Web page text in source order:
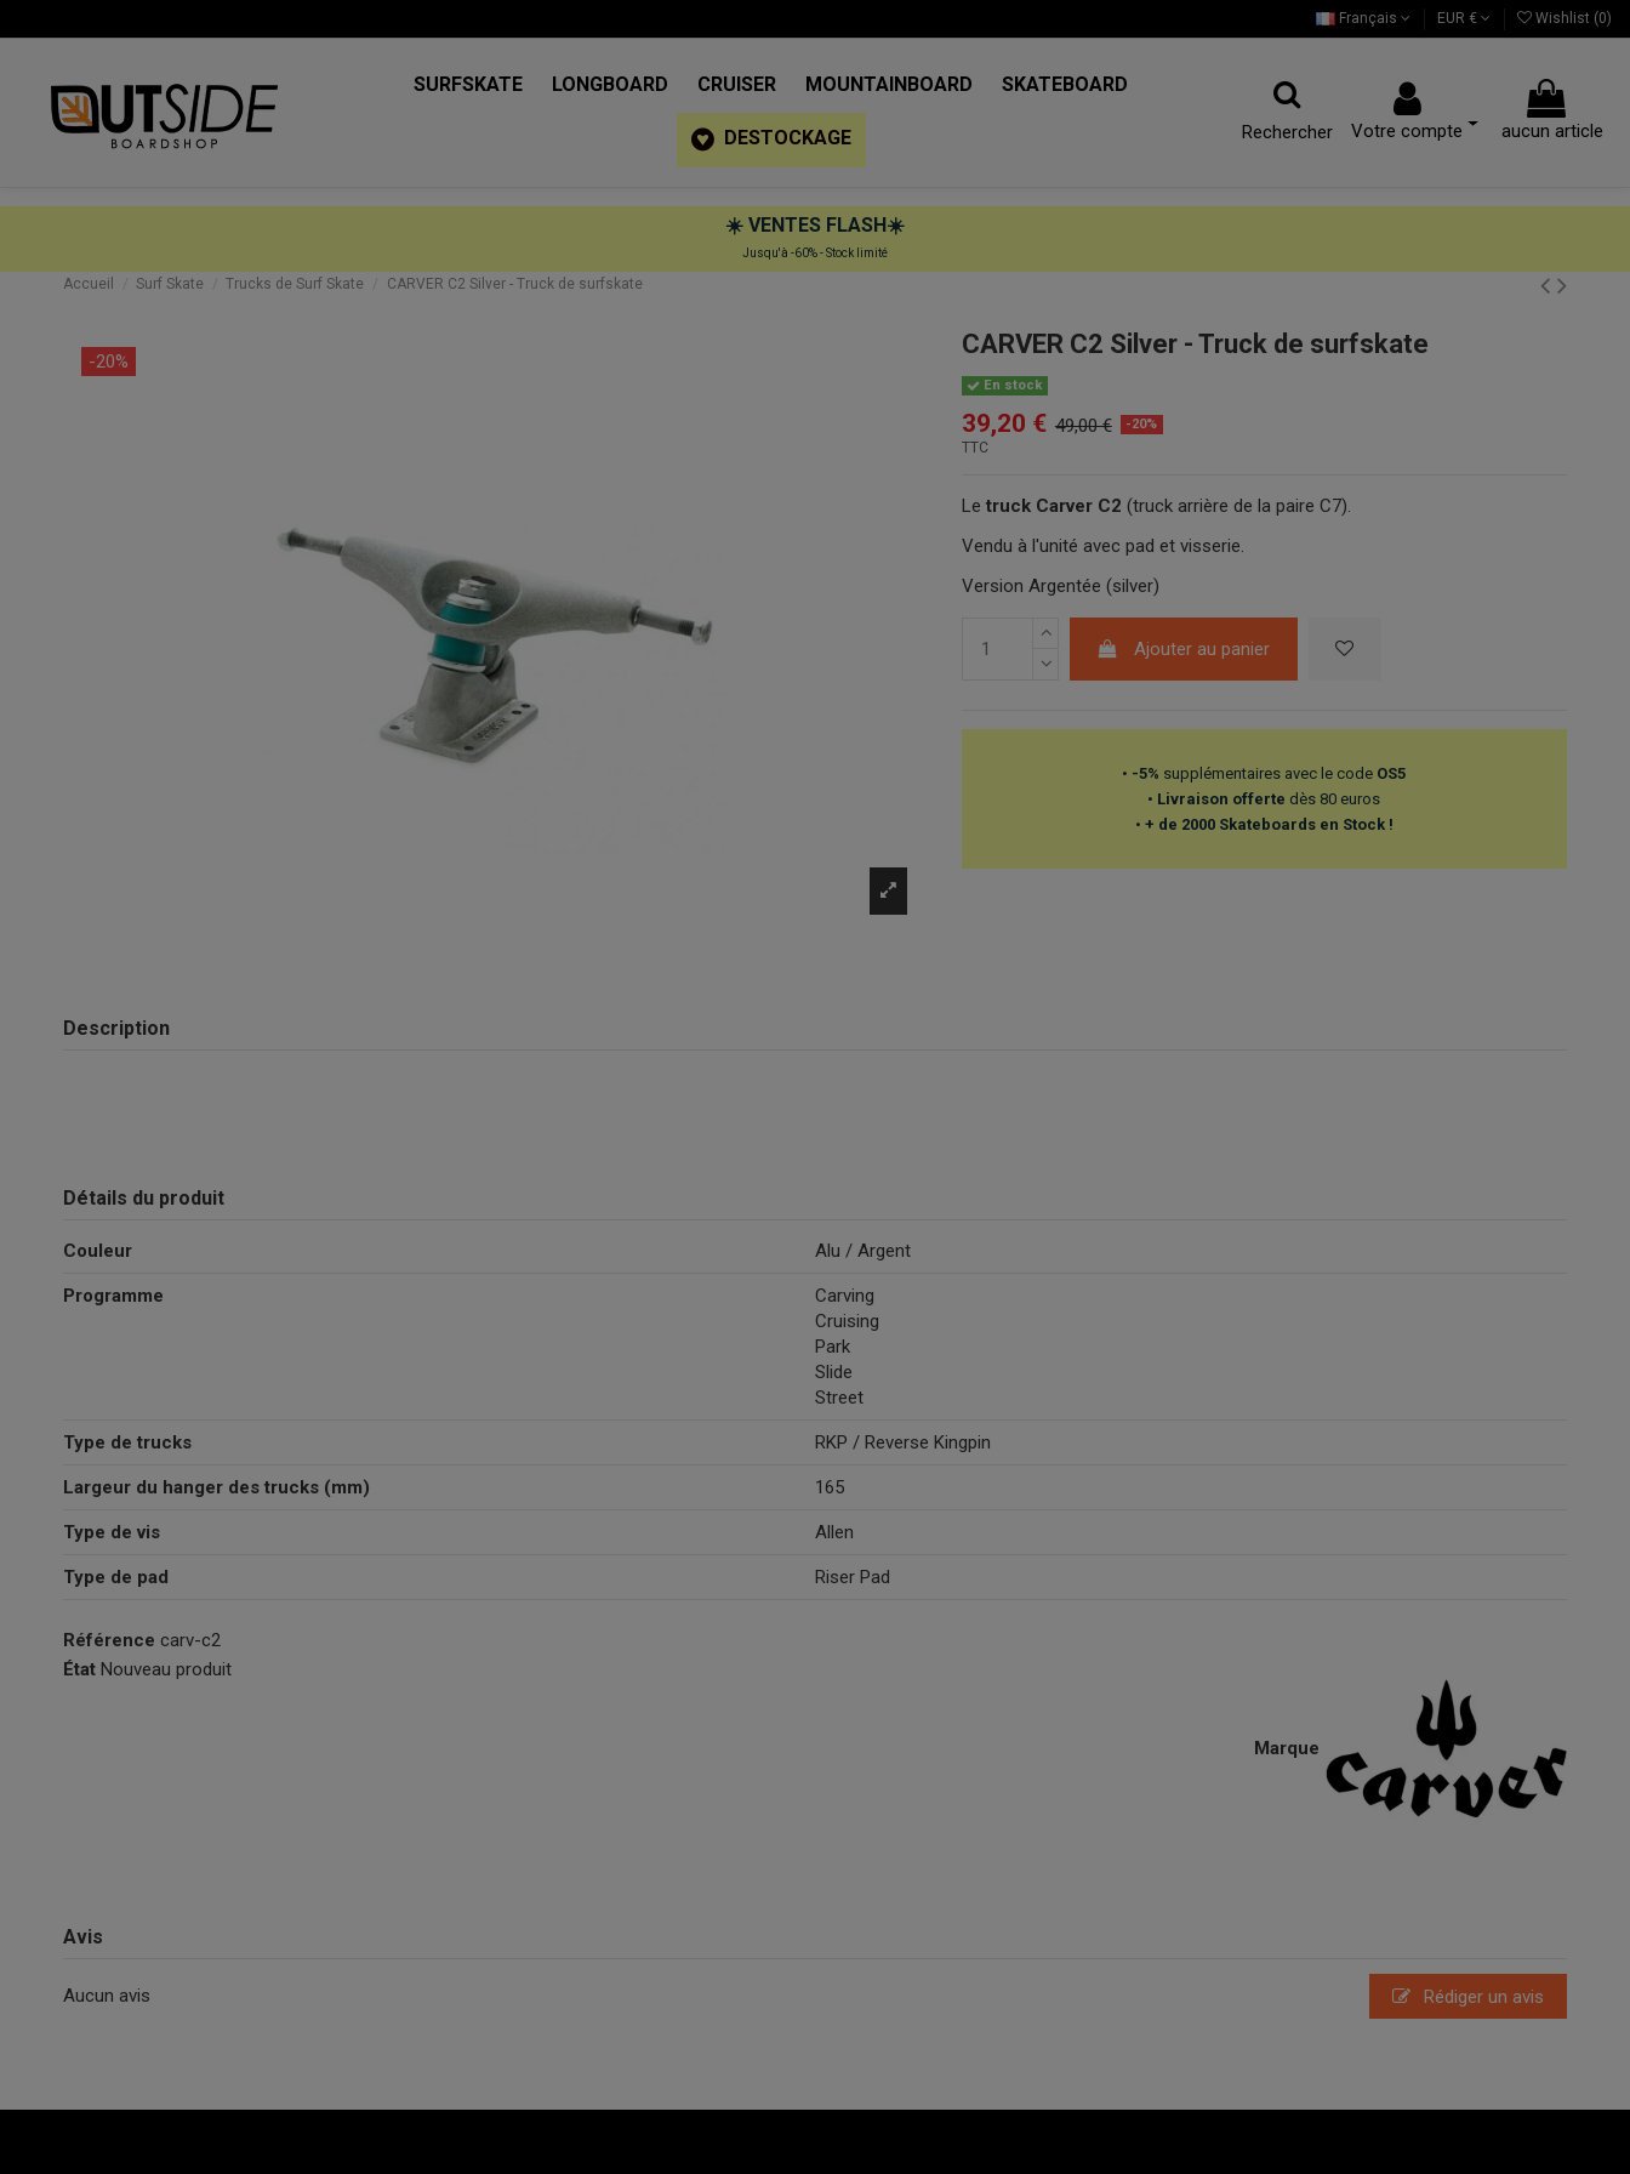
Français EUR € Wishlist (0)
SURFSKATE LONGBOARD CRUISER MOUNTAINBOARD SKATEBOARD
DESTOCKAGE Rechercher Votre compte aucun article
☀️ VENTES FLASH☀️
Jusqu'à -60% - Stock limité
Accueil Surf Skate Trucks de Surf Skate CARVER C2 Silver - Truck de surfskate
-20%
CARVER C2 Silver - Truck de surfskate
En stock
39,20 € 49,00 € -20%
TTC
Le truck Carver C2 (truck arrière de la paire C7).
Vendu à l'unité avec pad et visserie.
Version Argentée (silver)
Ajouter au panier
• -5% supplémentaires avec le code OS5
• Livraison offerte dès 80 euros
• + de 2000 Skateboards en Stock !
Description
Détails du produit
Couleur Alu / Argent
Programme
Carving
Cruising
Park
Slide
Street
Type de trucks RKP / Reverse Kingpin
Largeur du hanger des trucks (mm) 165
Type de vis Allen
Type de pad Riser Pad
Marque
Référence carv-c2
État Nouveau produit
Avis
Aucun avis Rédiger un avis